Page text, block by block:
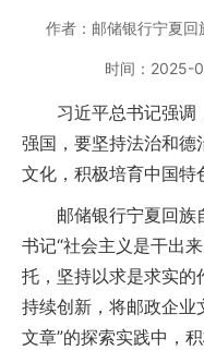
作者： 邮储银行宁夏
时间： 2025-
习近平总书记强调
强国，要坚持法治和德
文化，积极培育中国特
邮储银行宁夏回族
书记“社会主义是干出
托，坚持以求是求实的
持续创新，将邮政企业
文章”的探索实践中，